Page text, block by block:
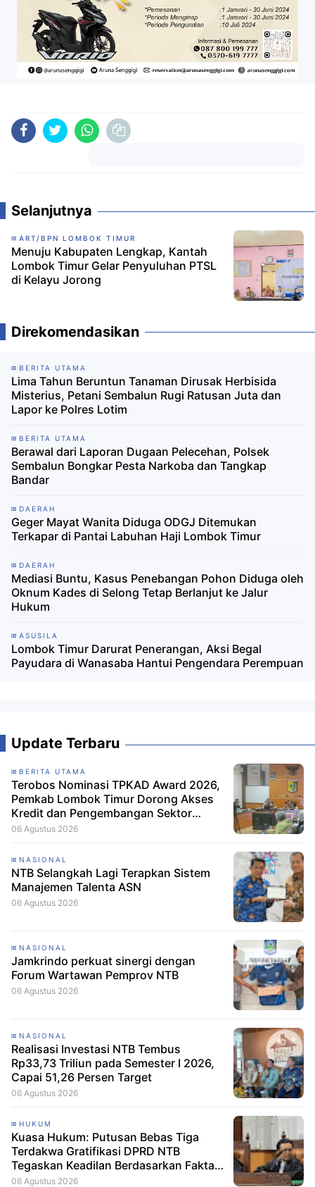
Selanjutnya
ART/BPN LOMBOK TIMUR
Menuju Kabupaten Lengkap, Kantah
Lombok Timur Gelar Penyuluhan PTSL
di Kelayu Jorong
Direkomendasikan
BERITA UTAMA
Lima Tahun Beruntun Tanaman Dirusak Herbisida
Misterius, Petani Sembalun Rugi Ratusan Juta dan
Lapor ke Polres Lotim
BERITA UTAMA
Berawal dari Laporan Dugaan Pelecehan, Polsek
Sembalun Bongkar Pesta Narkoba dan Tangkap
Bandar
DAERAH
Geger Mayat Wanita Diduga ODGJ Ditemukan
Terkapar di Pantai Labuhan Haji Lombok Timur
DAERAH
Mediasi Buntu, Kasus Penebangan Pohon Diduga oleh
Oknum Kades di Selong Tetap Berlanjut ke Jalur
Hukum
ASUSILA
Lombok Timur Darurat Penerangan, Aksi Begal
Payudara di Wanasaba Hantui Pengendara Perempuan
Update Terbaru
BERITA UTAMA
Terobos Nominasi TPKAD Award 2026,
Pemkab Lombok Timur Dorong Akses
Kredit dan Pengembangan Sektor
Porang
06 Agustus 2026
NASIONAL
NTB Selangkah Lagi Terapkan Sistem
Manajemen Talenta ASN
06 Agustus 2026
NASIONAL
Jamkrindo perkuat sinergi dengan
Forum Wartawan Pemprov NTB
06 Agustus 2026
NASIONAL
Realisasi Investasi NTB Tembus
Rp33,73 Triliun pada Semester I 2026,
Capai 51,26 Persen Target
06 Agustus 2026
HUKUM
Kuasa Hukum: Putusan Bebas Tiga
Terdakwa Gratifikasi DPRD NTB
Tegaskan Keadilan Berdasarkan Fakta
Persidangan
06 Agustus 2026